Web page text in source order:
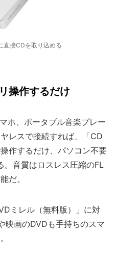
直接CDを取り込める
操作するだけ
ホ、ポータブル音楽プレー
レスで接続すれば、「CD
作するだけ、パソコン不要
。音質はロスレス圧縮のFL
だ。
ミレル（無料版）」に対
映画のDVDも手持ちのスマ